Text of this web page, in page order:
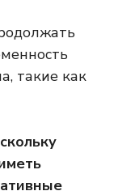
такие как